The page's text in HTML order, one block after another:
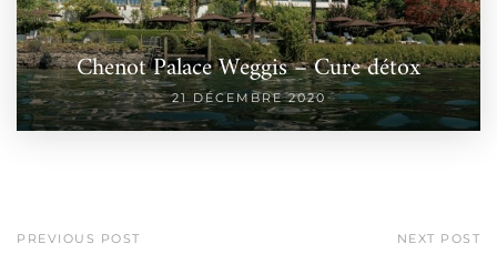
Chenot Palace Weggis – Cure détox
21 DÉCEMBRE 2020
PREVIOUS POST NEXT POST